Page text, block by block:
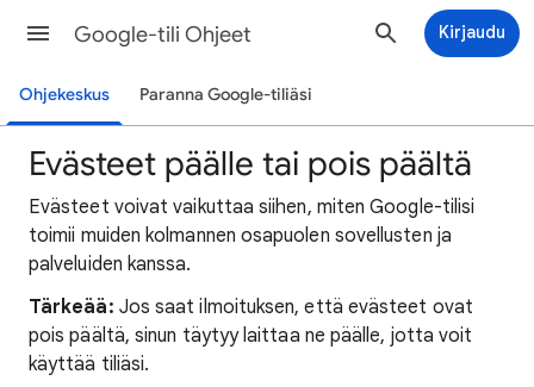
Google-tili Ohjeet Kirjaudu
Ohjekeskus Paranna Google-tiliäsi
Evästeet päälle tai pois päältä
Evästeet voivat vaikuttaa siihen, miten Google-tilisi
toimii muiden kolmannen osapuolen sovellusten ja
palveluiden kanssa.
Tärkeää: Jos saat ilmoituksen, että evästeet ovat
pois päältä, sinun täytyy laittaa ne päälle, jotta voit
käyttää tiliäsi.